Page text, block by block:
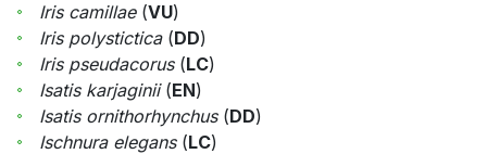
Iris camillae(VU)
Iris polystictica(DD)
Iris pseudacorus(LC)
Isatis karjaginii(EN)
Isatis ornithorhynchus(DD)
Ischnura elegans(LC)